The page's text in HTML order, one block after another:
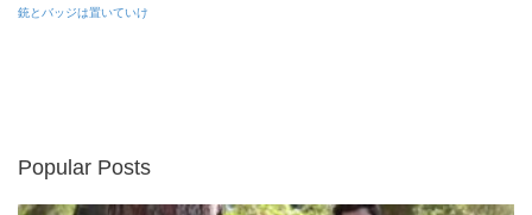
銃とバッジは置いていけ
Popular Posts